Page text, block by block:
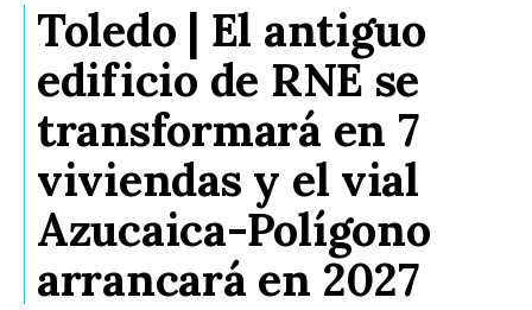
Toledo | El antiguo
edificio de RNE se
transformará en 7
viviendas y el vial
Azucaica-Polígono
arrancará en 2027